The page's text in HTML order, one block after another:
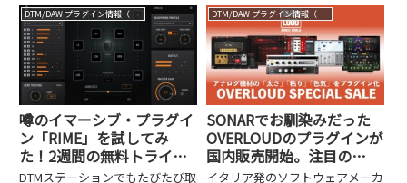
ントの開発にも注力しており、
DTMステーションでもたびたび紹
介してきました。そのLANDR
が、10月30日からブラックフラ
イ...
をコントロールしたいといった場
面で活躍するわけですが、「従来
のマルチバンドコンプはバンド間
の干渉が気になる」「クロスオ
ー...
DTM/DAW プラグイン情報（VST AU AAX）
噂のイマーシブ・プラグイ
ン「RIME」を試してみ
た！2週間の無料トライア
ルも実施中
DTMステーションでもたびたび取
DTM/DAW プラグイン情報（VST AU AAX）
SONARでお馴染みだった
OVERLOUDのプラグインが
国内販売開始。注目の
FUSEやDOPAMINEなどが
イタリア発のソフトウェアメーカ